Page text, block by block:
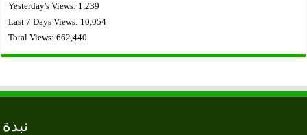
Yesterday's Views: 1,239
Last 7 Days Views: 10,054
Total Views:662,440
نبذة